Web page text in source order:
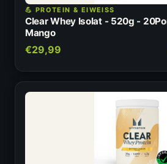
💪 PROTEIN & EIWEISS
Clear Whey Isolat - 520g -
Mango
€29,99